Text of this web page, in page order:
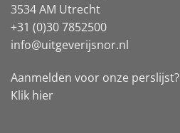
3534 AM Utrecht
+31 (0)30 7852500
info@uitgeverijsnor.nl
Aanmelden voor onze perslijst?
Klik hier